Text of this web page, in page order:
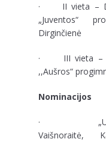
· II vieta –
„Juventos“
Dirginčienė
· III vieta –
,,Aušros“
Nominacijos
· „Už
Vaišnoraitė,